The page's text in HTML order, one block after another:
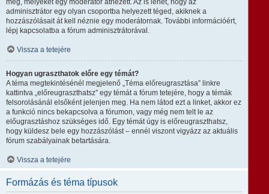
meg, melyeket egy moderátor átnézett. Az is lehet, hogy az
adminisztrátor egy olyan csoportba helyezett téged, akiknek a
hozzászólásait át kell néznie egy moderátornak. További információért,
lépj kapcsolatba a fórum adminisztrátorával.
Vissza a tetejére
Hogyan ugraszthatok előre egy témát?
A téma megtekintésénél megjelenő „Téma előreugrasztása” linkre
kattintva „előreugraszthatsz” egy témát a fórum tetejére, hogy a témák
felsorolásánál elsőként jelenjen meg. Ha nem látod ezt a linket, akkor ez
a funkció nincs bekapcsolva a fórumon, vagy még nem telt le az
előugrasztáshoz szükséges idő. Egy témát úgy is előreugraszthatsz,
hogy küldesz bele egy hozzászólást – ennél viszont vigyázz az aktuális
fórum szabályainak betartására.
Vissza a tetejére
Formázás és téma típusok